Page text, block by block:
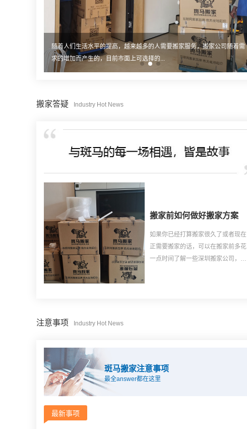
随着人们生活水平的提高，越来越多的人需要搬家服务，搬家公司随着需
求的增加而产生的，目前市面上可选择的...
搬家答疑 Industry Hot News
搬家前如何做好搬家方案
如果你已经打算搬家很久了或者现在
正需要搬家的话，可以在搬家前多花
一点时间了解一些深圳搬家公司，然
注意事项 Industry Hot News
斑马搬家注意事项
最全answer都在这里
最新事项